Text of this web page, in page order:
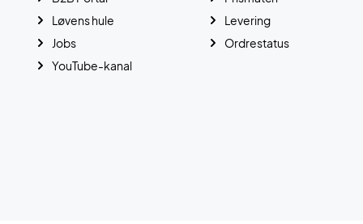
Levering
Ordrestatus
Løvens hule
Jobs
YouTube-kanal